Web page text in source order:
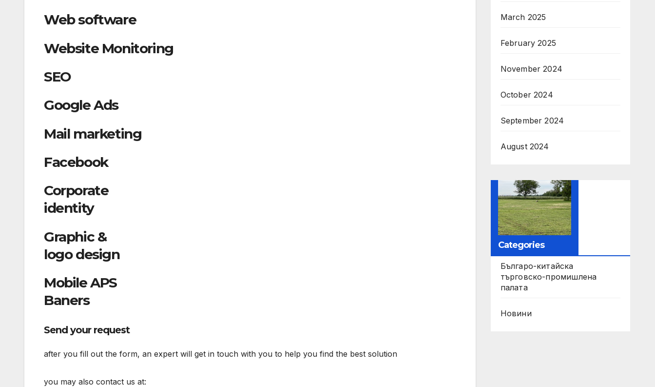
Web software
Website Monitoring
SEO
Google Ads
Mail marketing
Facebook
Corporate
identity
Graphic &
logo design
Mobile APS
Baners
Send your request
after you fill out the form, an expert will get in touch with you to help you find the best solution
you may also contact us at:
March 2025
February 2025
November 2024
October 2024
September 2024
August 2024
Categories
Българо-китайска
търговско-промишлена
палата
Новини